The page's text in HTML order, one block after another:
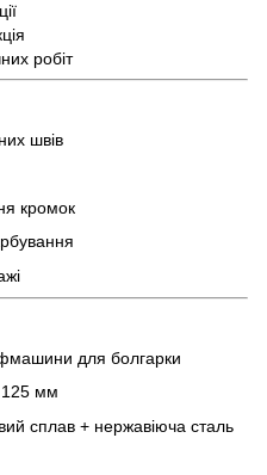
робіт
швів
кромок
для болгарки
125 мм
сплав + нержавіюча сталь